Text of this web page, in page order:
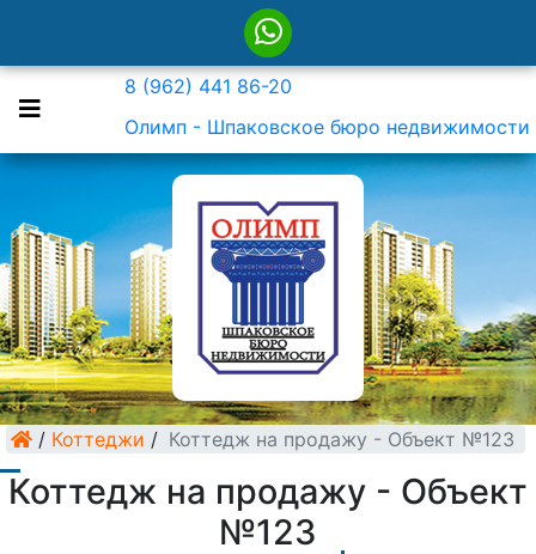
8 (962) 441 86-20
Олимп - Шпаковское бюро недвижимости
/ Коттеджи / Коттедж на продажу - Объект №123
Коттедж на продажу - Объект
№123